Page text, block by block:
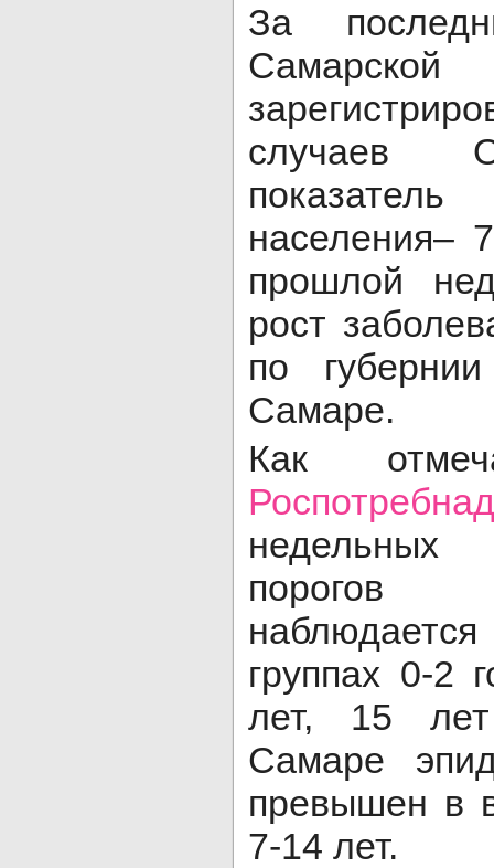
За
случаев
населения–
прошлой
рост
по
Самаре.
Как
недельных
группах 0-2
лет, 15
Самаре
превышен в
7-14 лет.